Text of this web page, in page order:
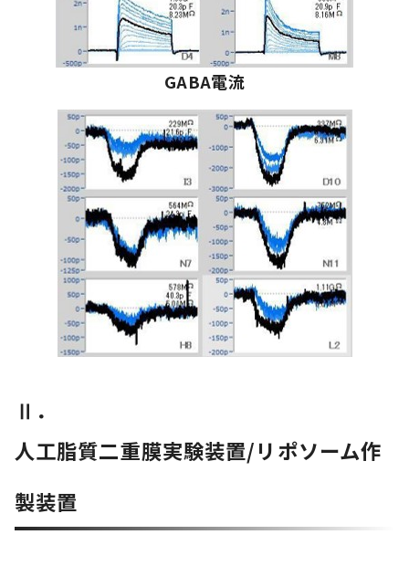
GABA電流
Ⅱ．
人工脂質二重膜実験装置/リポソーム作
製装置